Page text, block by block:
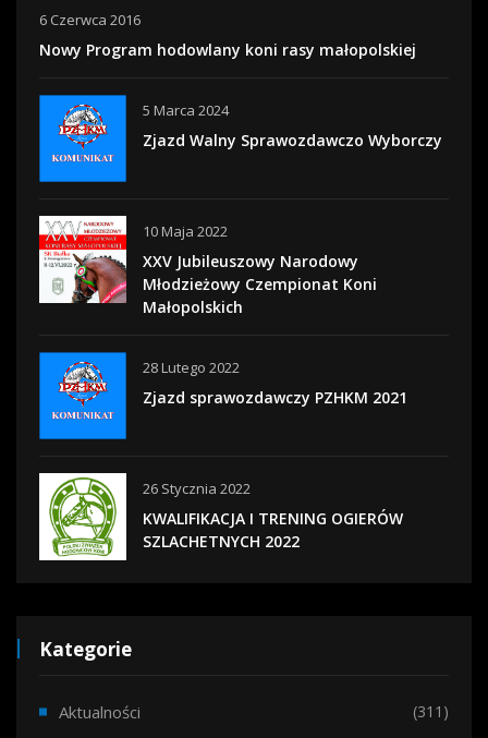
6 Czerwca 2016
Nowy Program hodowlany koni rasy małopolskiej
5 Marca 2024
Zjazd Walny Sprawozdawczo Wyborczy
10 Maja 2022
XXV Jubileuszowy Narodowy
Młodzieżowy Czempionat Koni
Małopolskich
28 Lutego 2022
Zjazd sprawozdawczy PZHKM 2021
26 Stycznia 2022
KWALIFIKACJA I TRENING OGIERÓW
SZLACHETNYCH 2022
Kategorie
Aktualności (311)